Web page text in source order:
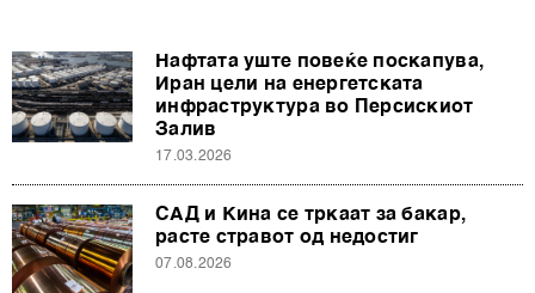
Нафтата уште повеќе поскапува,
Иран цели на енергетската
инфраструктура во Персискиот
Залив
17.03.2026
САД и Кина се тркаат за бакар,
расте стравот од недостиг
07.08.2026